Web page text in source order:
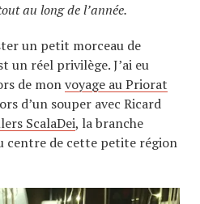
au long de l’année.
un petit morceau de
un réel privilège. J’ai eu
de monvoyage au Priorat
d’un souper avec Ricard
ScalaDei, la branche
centre de cette petite région